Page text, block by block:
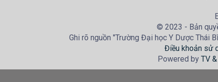
© 2023 - Bản
Ghi rõ nguồn "Trường Đại học Y Dược Thái
Điều khoản sử
Powered by TV